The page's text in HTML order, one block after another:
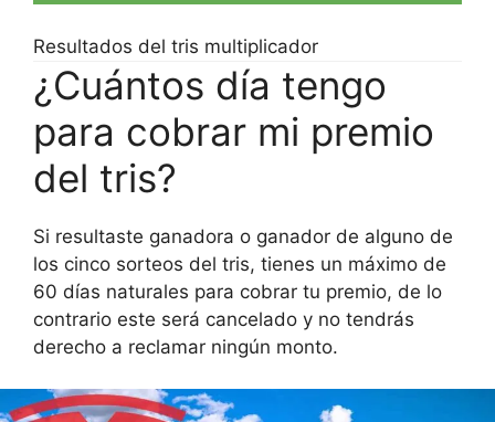
Resultados del tris multiplicador
¿Cuántos día tengo
para cobrar mi premio
del tris?
Si resultaste ganadora o ganador de alguno de
los cinco sorteos del tris, tienes un máximo de
60 días naturales para cobrar tu premio, de lo
contrario este será cancelado y no tendrás
derecho a reclamar ningún monto.